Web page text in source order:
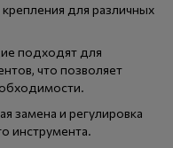
для различных
подходят для
что позволяет
замена и регулировка
инструмента.